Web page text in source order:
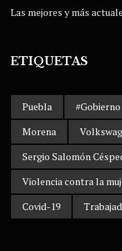
Las mejores y más
ETIQUETAS
Puebla
Morena
Sergio Salomón
Violencia contra la
Covid-19